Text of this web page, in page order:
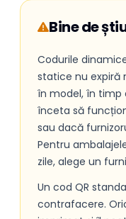
Bine de
Codurile
statice nu expiră
în model, în timp
înceta să
sau dacă
Pentru
zile, alege un
Un cod QR
contrafacere.